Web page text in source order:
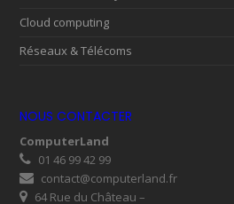
Cloud computing
Réseaux & Télécoms
NOUS CONTACTER
ComputerLand
01 46 99 42 99
contact@computerland.fr
64 Rue du Château –